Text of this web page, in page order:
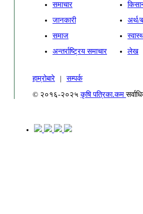
समाचार
जानकारी
अर्थ/
समाज
अन्तर्राष्ट्रिय समाचार
लेख
हाम्रोबारे |
सम्पर्क
© २०१६-२०२५कृषि पत्रिका.कम